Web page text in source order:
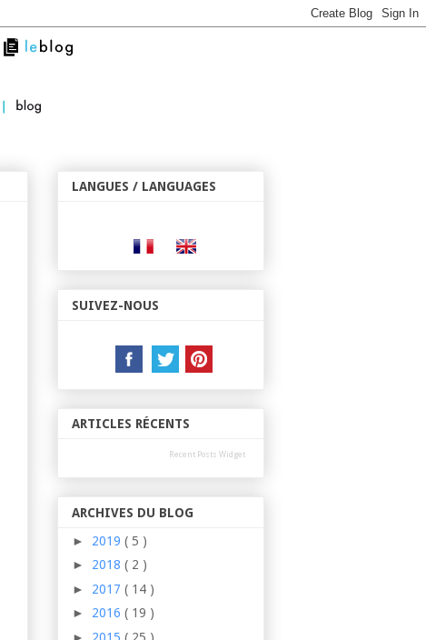
LANGUES / LANGUAGES
SUIVEZ-NOUS
ARTICLES RÉCENTS
Recent Posts Widget
ARCHIVES DU BLOG
► 2019 ( 5 )
► 2018 ( 2 )
► 2017 ( 14 )
► 2016 ( 19 )
► 2015 ( 25 )